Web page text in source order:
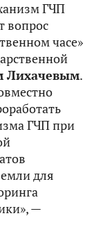
ГЧП
вопрос
часе»
Лихачевым.
ГЧП при
для
—